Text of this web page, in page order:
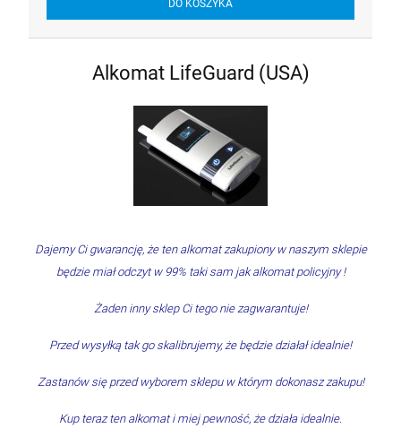
DO KOSZYKA
Alkomat LifeGuard (USA)
Dajemy Ci gwarancję, że ten alkomat zakupiony w naszym sklepie
będzie miał odczyt w 99% taki sam jak alkomat policyjny !
Żaden inny sklep Ci tego nie zagwarantuje!
Przed wysyłką tak go skalibrujemy, że będzie działał idealnie!
Zastanów się przed wyborem sklepu w którym dokonasz zakupu!
Kup teraz ten alkomat i miej pewność, że działa idealnie.